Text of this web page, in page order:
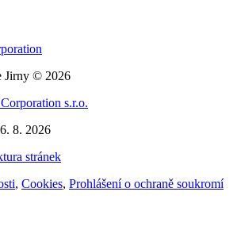
Jirny © 2026
s.r.o.
8. 2026
stránek
, Cookies, Prohlášení o ochraně soukromí